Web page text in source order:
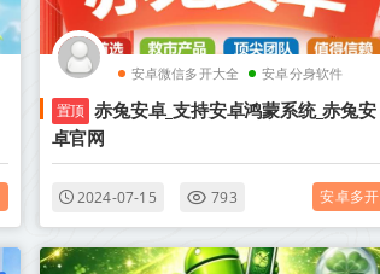
安卓微信多开大全 安卓分身软件
置顶 赤兔安卓_支持安卓鸿蒙系统_赤兔安
卓官网
2024-07-15 793 安卓多开